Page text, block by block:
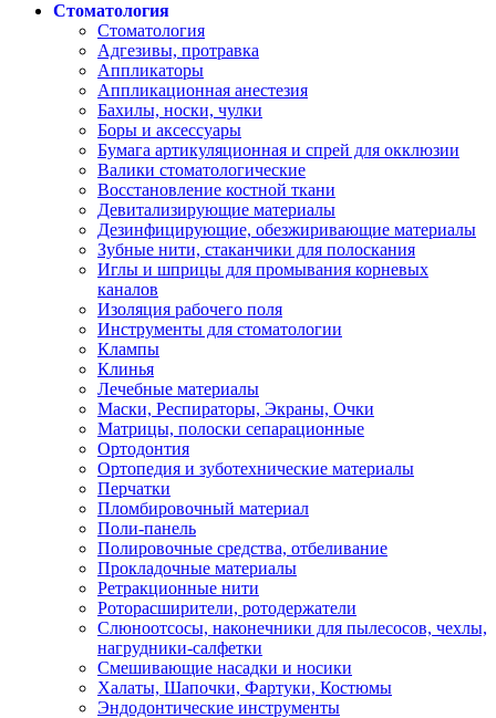
Стоматология
Стоматология
Адгезивы, протравка
Аппликаторы
Аппликационная анестезия
Бахилы, носки, чулки
Боры и аксессуары
Бумага артикуляционная и спрей для окклюзии
Валики стоматологические
Восстановление костной ткани
Девитализирующие материалы
Дезинфицирующие, обезжиривающие материалы
Зубные нити, стаканчики для полоскания
Иглы и шприцы для промывания корневых
каналов
Изоляция рабочего поля
Инструменты для стоматологии
Клампы
Клинья
Лечебные материалы
Маски, Респираторы, Экраны, Очки
Матрицы, полоски сепарационные
Ортодонтия
Ортопедия и зуботехнические материалы
Перчатки
Пломбировочный материал
Поли-панель
Полировочные средства, отбеливание
Прокладочные материалы
Ретракционные нити
Роторасширители, ротодержатели
Слюноотсосы, наконечники для пылесосов, чехлы,
нагрудники-салфетки
Смешивающие насадки и носики
Халаты, Шапочки, Фартуки, Костюмы
Эндодонтические инструменты